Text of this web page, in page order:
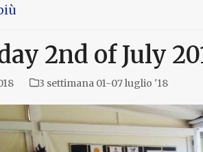
2nd of July
3 settimana 01-07 luglio '18